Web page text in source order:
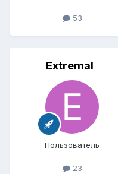
53
Extremal
Пользователь
23